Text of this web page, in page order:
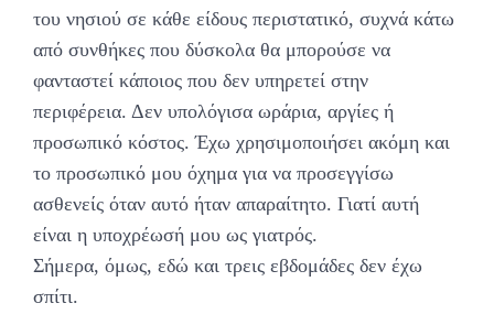
του νησιού σε κάθε είδους περιστατικό, συχνά κάτω
από συνθήκες που δύσκολα θα μπορούσε να
φανταστεί κάποιος που δεν υπηρετεί στην
περιφέρεια. Δεν υπολόγισα ωράρια, αργίες ή
προσωπικό κόστος. Έχω χρησιμοποιήσει ακόμη και
το προσωπικό μου όχημα για να προσεγγίσω
ασθενείς όταν αυτό ήταν απαραίτητο. Γιατί αυτή
είναι η υποχρέωσή μου ως γιατρός.
Σήμερα, όμως, εδώ και τρεις εβδομάδες δεν έχω
σπίτι.